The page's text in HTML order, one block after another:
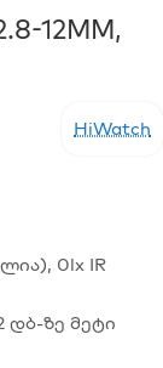
12MM,
HiWatch
0lx IR
დბ-ზე მეტი